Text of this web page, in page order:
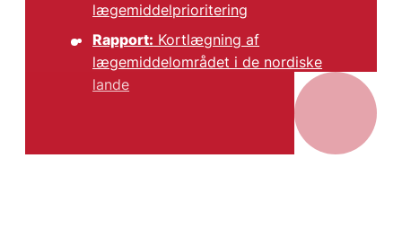
lægemiddelprioritering
Rapport: Kortlægning af
lægemiddelområdet i de nordiske
lande